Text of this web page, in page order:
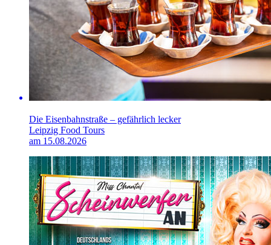
Die Eisenbahnstraße – gefährlich lecker
Leipzig Food Tours
am 15.08.2026